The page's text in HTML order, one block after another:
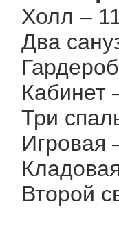
Холл –
Два
Кабинет
Три
Игровая
Второй